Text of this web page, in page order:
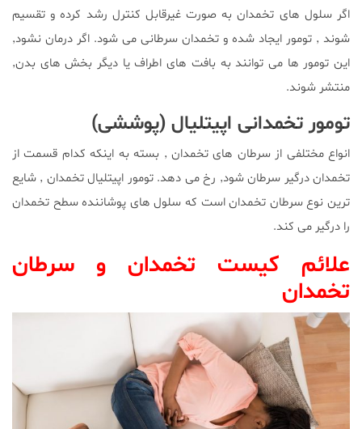
اگر سلول های تخمدان به صورت غیرقابل کنترل رشد کرده و تقسیم
شوند ٬ تومور ایجاد شده و تخمدان سرطانی می شود. اگر درمان نشود٬
این تومور ها می توانند به بافت های اطراف یا دیگر بخش های بدن٬
منتشر شوند.
تومور تخمدانی اپیتلیال (پوششی)
انواع مختلفی از سرطان های تخمدان ٬ بسته به اینکه کدام قسمت از
تخمدان درگیر سرطان شود٬ رخ می دهد. تومور اپیتلیال تخمدان ٬ شایع
ترین نوع سرطان تخمدان است که سلول های پوشاننده سطح تخمدان
را درگیر می کند.
علائم کیست تخمدان و سرطان
تخمدان